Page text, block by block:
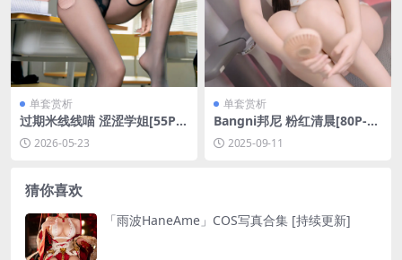
单套赏析
过期米线线喵 涩涩学姐[55P-3
06.2M]
2026-05-23
单套赏析
Bangni邦尼 粉红清晨[80P-54
3.6M]2025-09-11
猜你喜欢
「雨波HaneAme」COS写真合集 [持续更新]